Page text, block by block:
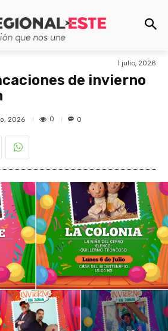
1 julio, 2026
de invierno
2026 0 0